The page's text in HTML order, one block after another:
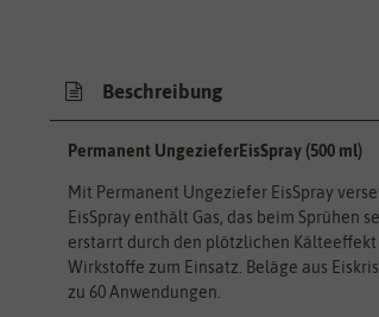
Beschreibung
Permanent UngezieferEisSpray (500 ml)
Mit Permanent Ungeziefer EisSpray
EisSpray enthält Gas, das beim Sprühen
erstarrt durch den plötzlichen Kälteeffekt
Wirkstoffe zum Einsatz. Beläge aus
zu 60 Anwendungen.